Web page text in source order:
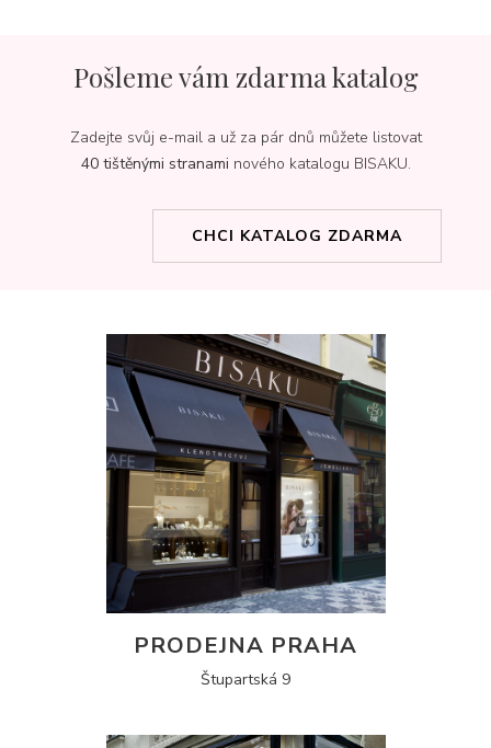
Pošleme vám zdarma katalog
Zadejte svůj e-mail a už za pár dnů můžete listovat
40 tištěnými stranami nového katalogu BISAKU.
CHCI KATALOG ZDARMA
PRODEJNA PRAHA
Štupartská 9